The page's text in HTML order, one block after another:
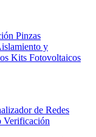
Pinzas
y
Kits Fotovoltaicos
de Redes
Verificación